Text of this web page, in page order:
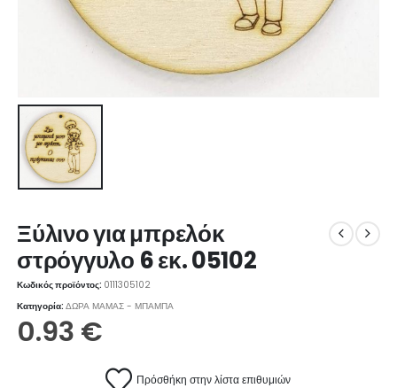
Ξύλινο για μπρελόκ
στρόγγυλο 6 εκ. 05102
Κωδικός προϊόντος: 0111305102
Κατηγορία:ΔΩΡΑ ΜΑΜΑΣ - ΜΠΑΜΠΑ
0.93 €
Πρόσθήκη στην λίστα επιθυμιών